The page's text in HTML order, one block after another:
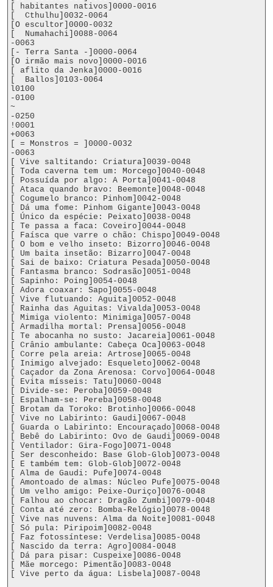
[ habitantes nativos]0000-0016
[  Cthulhu]0032-0064
[O escultor]0000-0032
[  Numahachi]0088-0064
-0063
[- Terra Santa -]0000-0064
[O irmão mais novo]0000-0016
[ aflito da Jenka]0000-0016
[  Ballos]0103-0064
l0100
-0100
~
-0250
!0001
+0063
[ = Monstros = ]0000-0032
-0063
[ Vive saltitando: Criatura]0039-0048
[ Toda caverna tem um: Morcego]0040-0048
[ Possuída por algo: A Porta]0041-0048
[ Ataca quando bravo: Beemonte]0048-0048
[ Cogumelo branco: Pinhom]0042-0048
[ Dá uma fome: Pinhom Gigante]0043-0048
[ Único da espécie: Peixato]0038-0048
[ Te passa a faca: Coveiro]0044-0048
[ Faísca que varre o chão: Chispo]0049-0048
[ O bom e velho inseto: Bizorro]0046-0048
[ Um baita insetão: Bizarro]0047-0048
[ Sai de baixo: Criatura Pesada]0050-0048
[ Fantasma branco: Sodrasão]0051-0048
[ Sapinho: Poing]0054-0048
[ Adora coaxar: Sapo]0055-0048
[ Vive flutuando: Aguita]0052-0048
[ Rainha das Aguitas: Vivalda]0053-0048
[ Mimiga violento: Minimiga]0057-0048
[ Armadilha mortal: Prensa]0056-0048
[ Te abocanha no susto: Jacareia]0061-0048
[ Crânio ambulante: Cabeça Oca]0063-0048
[ Corre pela areia: Artrose]0065-0048
[ Inimigo alvejado: Esqueleto]0062-0048
[ Caçador da Zona Arenosa: Corvo]0064-0048
[ Evita mísseis: Tatu]0060-0048
[ Divide-se: Peroba]0059-0048
[ Espalham-se: Pereba]0058-0048
[ Brotam da Toroko: Brotinho]0066-0048
[ Vive no Labirinto: Gaudi]0067-0048
[ Guarda o Labirinto: Encouraçado]0068-0048
[ Bebê do Labirinto: Ovo de Gaudi]0069-0048
[ Ventilador: Gira-Fogo]0071-0048
[ Ser desconheido: Base Glob-Glob]0073-0048
[ E também tem: Glob-Glob]0072-0048
[ Alma de Gaudi: Pufe]0074-0048
[ Amontoado de almas: Núcleo Pufe]0075-0048
[ Um velho amigo: Peixe-Ouriço]0076-0048
[ Falhou ao chocar: Dragão Zumbi]0079-0048
[ Conta até zero: Bomba-Relógio]0078-0048
[ Vive nas nuvens: Alma da Noite]0081-0048
[ Só pula: Piripoim]0082-0048
[ Faz fotossíntese: Verdelisa]0085-0048
[ Nascido da terra: Agro]0084-0048
[ Dá para pisar: Cuspeixe]0086-0048
[ Mãe morcego: Pimentão]0083-0048
[ Vive perto da água: Lisbela]0087-0048